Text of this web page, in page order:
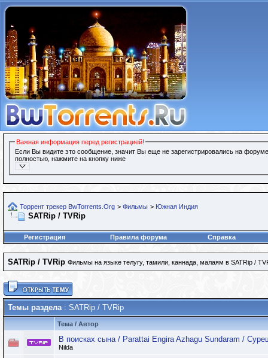
Важная информация перед регистрацией!
Если Вы видите это сообщение, значит Вы еще не зарегистрировались на
полностью, нажмите на кнопку ниже
Торрент трекер BwTorrents.Org > Фильмы > Южная Индия
SATRip / TVRip
Регистрация Правила форума Справка
SATRip / TVRip Фильмы на языке телугу, тамили, каннада, малаям в SATRip /
Темы раздела: SATRip / TVRip
Тема / Автор
В поисках сына / Parattai Engira Azhagu Sundaram /
Nilda